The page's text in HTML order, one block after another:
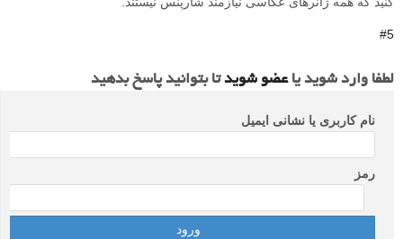
#5
لطفا وارد شوید یاعضو شویدتا بتوانید پاسخ بدهید
نام کاربری یا نشانی ایمیل
رمز